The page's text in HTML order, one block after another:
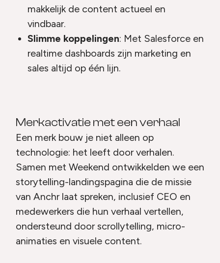
makkelijk de content actueel en
vindbaar.
Slimme koppelingen: Met Salesforce en
realtime dashboards zijn marketing en
sales altijd op één lijn.
Merkactivatie met een verhaal
Een merk bouw je niet alleen op
technologie: het leeft door verhalen.
Samen met Weekend ontwikkelden we een
storytelling-landingspagina die de missie
van Anchr laat spreken, inclusief CEO en
medewerkers die hun verhaal vertellen,
ondersteund door scrollytelling, micro-
animaties en visuele content.